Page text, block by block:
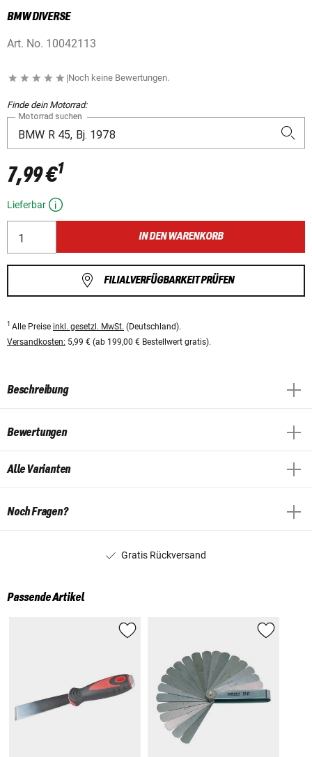
BMW DIVERSE
Art. No. 10042113
|Noch keine Bewertungen.
Finde dein Motorrad:
Motorrad suchen
7,99 €1
Lieferbar
IN DEN WARENKORB
FILIALVERFÜGBARKEIT PRÜFEN
1 Alle Preise inkl. gesetzl. MwSt. (Deutschland).
Versandkosten: 5,99 € (ab 199,00 € Bestellwert gratis).
Beschreibung
Bewertungen
Alle Varianten
Noch Fragen?
Gratis Rückversand
Passende Artikel